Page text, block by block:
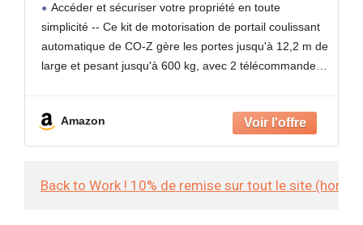
Automatique avec 2 Télécommandes, 4m
Crémaillères, Capteurs Infrarouges
Accéder et sécuriser votre propriété en toute
simplicité -- Ce kit de motorisation de portail coulissant
automatique de CO-Z gère les portes jusqu'à 12,2 m de
large et pesant jusqu'à 600 kg, avec 2 télécommandes
Amazon
Back to Work ! 10% de remise sur tout le site (hors